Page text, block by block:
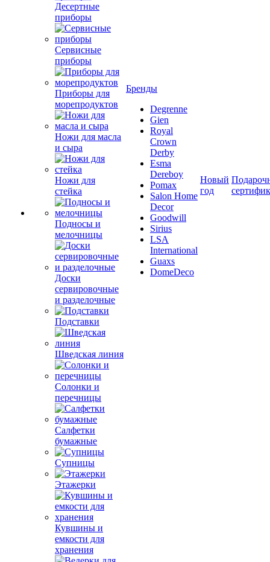
Десертные
приборы
Сервисные
приборы
Приборы для
морепродуктов
Ножи для масла
и сыра
Ножи для
стейка
Подносы и
мелочницы
Доски
сервировочные
и разделочные
Подставки
Шведская линия
Солонки и
перечницы
Салфетки
бумажные
Супницы
Этажерки
Кувшины и
емкости для
хранения
Бренды
Degrenne
Gien
Royal
Crown
Derby
Esma
Dereboy
Pomax
Salon Home
Decor
Goodwill
Sirius
LSA
International
Guaxs
DomeDeco
Новый
год